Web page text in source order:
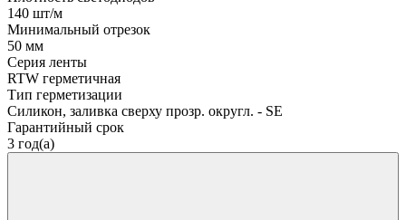
140 шт/м
Минимальный отрезок
50 мм
Серия ленты
RTW герметичная
Тип герметизации
Силикон, заливка сверху прозр. округл. - SE
Гарантийный срок
3 год(а)